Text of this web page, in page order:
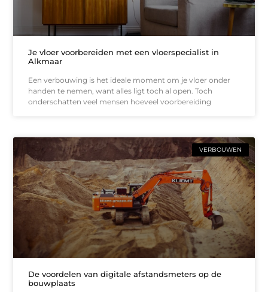
Je vloer voorbereiden met een vloerspecialist in
Alkmaar
Een verbouwing is het ideale moment om je vloer onder
handen te nemen, want alles ligt toch al open. Toch
onderschatten veel mensen hoeveel voorbereiding
VERBOUWEN
De voordelen van digitale afstandsmeters op de
bouwplaats